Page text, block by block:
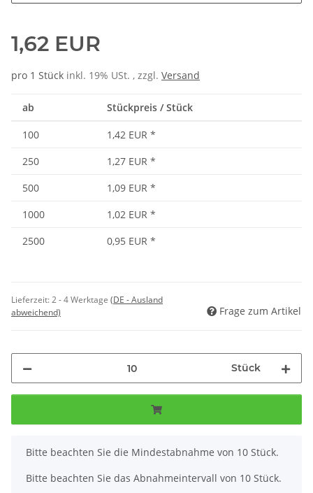
1,62 EUR
pro 1 Stück inkl. 19% USt. , zzgl. Versand
ab Stückpreis / Stück
100 1,42 EUR *
250
1,27 EUR *
500
1,09 EUR *
1000
1,02 EUR *
2500
0,95 EUR *
Lieferzeit:2 - 4 Werktage (DE - Ausland
abweichend)
Frage zum Artikel
Stück
x
Bitte beachten Sie die Mindestabnahme von 10 Stück.
Bitte beachten Sie das Abnahmeintervall von 10 Stück.